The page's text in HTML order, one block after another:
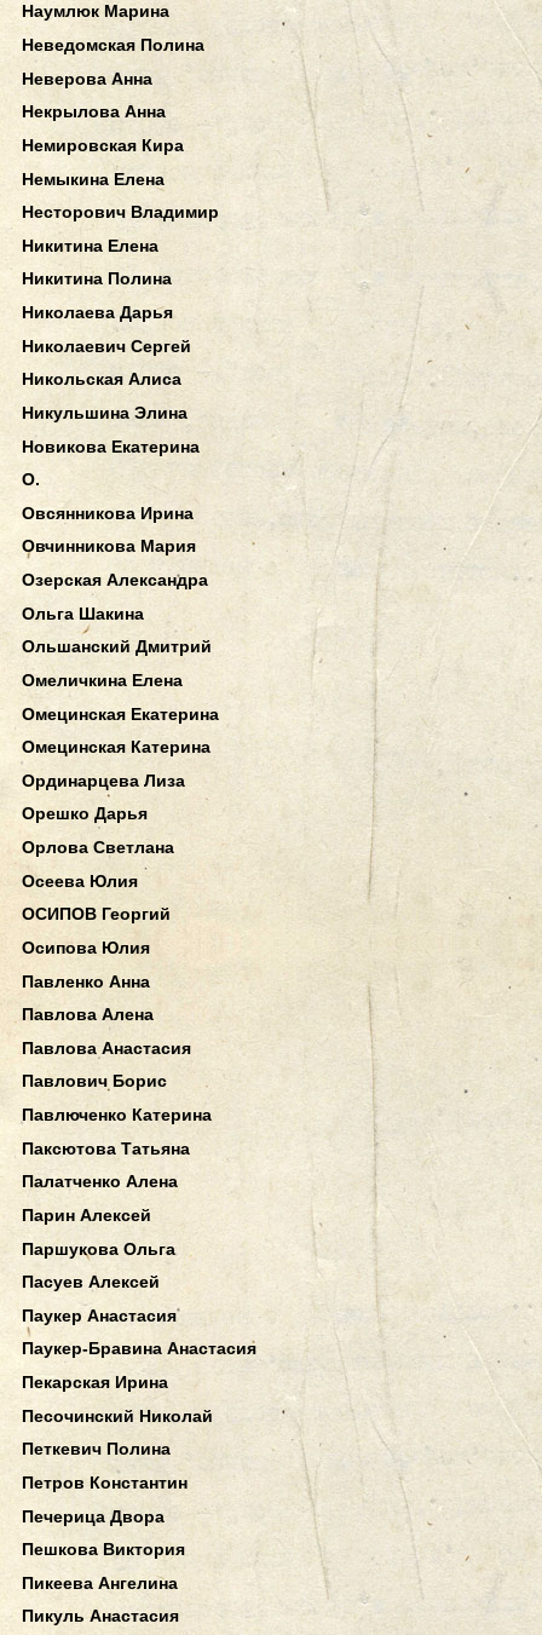
Наумлюк Марина
Неведомская Полина
Неверова Анна
Некрылова Анна
Немировская Кира
Немыкина Елена
Несторович Владимир
Никитина Елена
Никитина Полина
Николаева Дарья
Николаевич Сергей
Никольская Алиса
Никульшина Элина
Новикова Екатерина
О.
Овсянникова Ирина
Овчинникова Мария
Озерская Александра
Ольга Шакина
Ольшанский Дмитрий
Омеличкина Елена
Омецинская Екатерина
Омецинская Катерина
Ординарцева Лиза
Орешко Дарья
Орлова Светлана
Осеева Юлия
ОСИПОВ Георгий
Осипова Юлия
Павленко Анна
Павлова Алена
Павлова Анастасия
Павлович Борис
Павлюченко Катерина
Паксютова Татьяна
Палатченко Алена
Парин Алексей
Паршукова Ольга
Пасуев Алексей
Паукер Анастасия
Паукер-Бравина Анастасия
Пекарская Ирина
Песочинский Николай
Петкевич Полина
Петров Константин
Печерица Двора
Пешкова Виктория
Пикеева Ангелина
Пикуль Анастасия